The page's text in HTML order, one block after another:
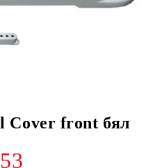
Cover front бял